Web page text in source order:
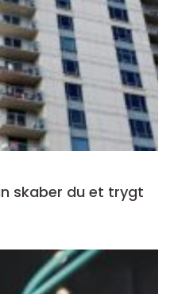
skaber du et trygt